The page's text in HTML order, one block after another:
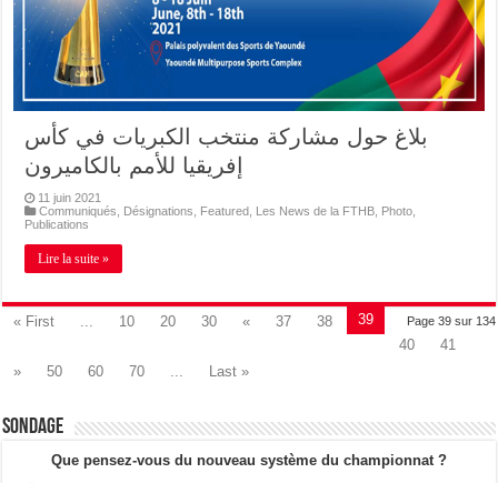
بلاغ حول مشاركة منتخب الكبريات في كأس
إفريقيا للأمم بالكاميرون
11 juin 2021
Communiqués
Désignations Featured Les News de la FTHB Photo
Publications
Lire la suite »
Page 39 sur 134
« First ... 10 20 30 « 37 38
39
40
41
»
50 60 70 ... Last »
Sondage
Que pensez-vous du nouveau système du championnat ?